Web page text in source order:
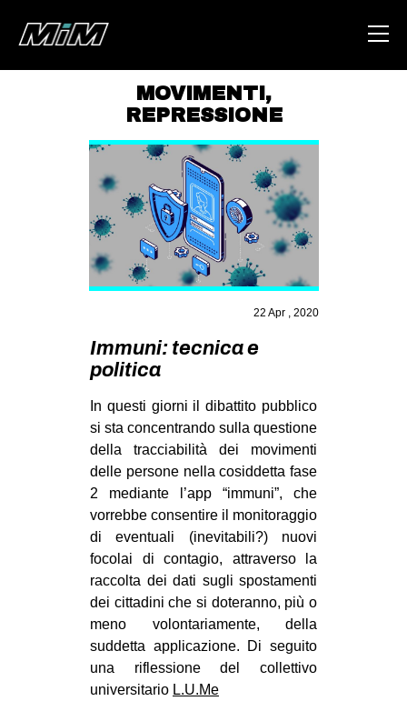
HOME
ABOUT
AREA
DEGENERAZIONE
GAZA FREESTYLE
CSOA LAMBRETTA
STUDENTI TSUNAMI
MOBILITAZIONI
SPAZI
SPORT POPOLARE
MOVIMENTI
AMBIENTE
ANTIFASCISMO
DIRITTO ALL’ABITARE
GENERI
MOVIMENTI ,
REPRESSIONE
22 Apr , 2020
Immuni: tecnica e
politica
In questi giorni il dibattito pubblico
si sta concentrando sulla questione
della tracciabilità dei movimenti
delle persone nella cosiddetta fase
2 mediante l’app “immuni”, che
vorrebbe consentire il monitoraggio
di eventuali (inevitabili?) nuovi
focolai di contagio, attraverso la
raccolta dei dati sugli spostamenti
dei cittadini che si doteranno, più o
meno volontariamente, della
suddetta applicazione. Di seguito
una riflessione del collettivo
universitario L.U.Me